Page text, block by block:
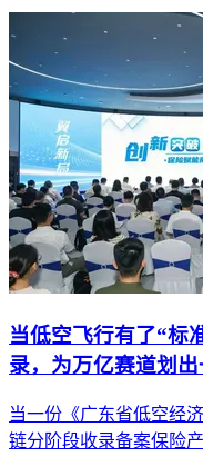
当低空飞行有了“标
录，为万亿赛道划
当一份《广东省低空经
链分阶段收录备案保险